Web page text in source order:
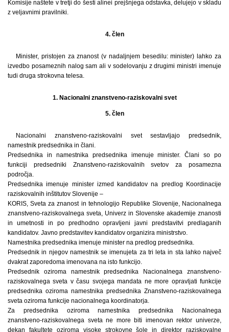
Komisije naštete v tretji do šesti alinei prejšnjega odstavka, delujejo v skladu
z veljavnimi pravilniki.
4. člen
Minister, pristojen za znanost (v nadaljnjem besedilu: minister) lahko za
izvedbo posameznih nalog sam ali v sodelovanju z drugimi ministri imenuje
tudi druga strokovna telesa.
1. Nacionalni znanstveno-raziskovalni svet
5. člen
Nacionalni znanstveno-raziskovalni svet sestavljajo predsednik,
namestnik predsednika in člani.
Predsednika in namestnika predsednika imenuje minister. Člani so po
funkciji predsedniki Znanstveno-raziskovalnih svetov za posamezna
področja.
Predsednika imenuje minister izmed kandidatov na predlog Koordinacije
raziskovalnih inštitutov Slovenije –
KORIS, Sveta za znanost in tehnologijo Republike Slovenije, Nacionalnega
znanstveno-raziskovalnega sveta, Univerz in Slovenske akademije znanosti
in umetnosti in po predhodno opravljeni javni predstavitvi predlaganih
kandidatov. Javno predstavitev kandidatov organizira ministrstvo.
Namestnika predsednika imenuje minister na predlog predsednika.
Predsednik in njegov namestnik se imenujeta za tri leta in sta lahko največ
dvakrat zaporedoma imenovana na isto funkcijo.
Predsednik oziroma namestnik predsednika Nacionalnega znanstveno-
raziskovalnega sveta v času svojega mandata ne more opravljati funkcije
predsednika oziroma namestnika predsednika Znanstveno-raziskovalnega
sveta oziroma funkcije nacionalnega koordinatorja.
Za predsednika oziroma namestnika predsednika Nacionalnega
znanstveno-raziskovalnega sveta ne more biti imenovan rektor univerze,
dekan fakultete oziroma visoke strokovne šole in direktor raziskovalne